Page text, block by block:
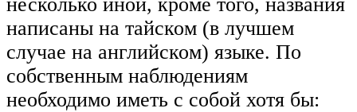
написаны на тайском (в лучшем
случае на английском) языке. По
собственным наблюдениям
необходимо иметь с собой хотя бы: